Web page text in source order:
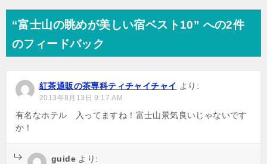
ゲ
シ
ョ
ン
“富士山の眺めが美しい宿ベスト10” への2件
のフィードバック
紅茶通販の茶専科ティチャイチャイ より:
2013年8月13日 9:17 AM
有名なホテル 入ってますね！富士山景気良いじゃないです
か！
guide より: